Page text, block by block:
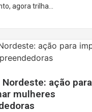
agora trilha...
ação para
mulheres